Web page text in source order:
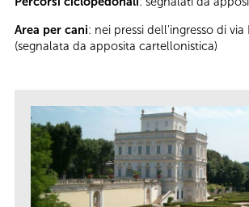
Area per cani: nei pressi dell'ingresso di via
(segnalata da apposita cartellonistica)